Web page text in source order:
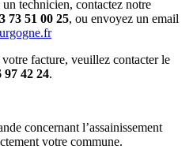
technicien, contactez notre
73 51 00 25, ou envoyez un email
facture, veuillez contacter le
97 42 24.
concernant l’assainissement
votre commune.